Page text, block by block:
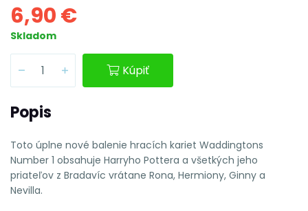
6,90 €
Skladom
Kúpiť
Popis
Toto úplne nové balenie hracích kariet Waddingtons
Number 1 obsahuje Harryho Pottera a všetkých jeho
priateľov z Bradavíc vrátane Rona, Hermiony, Ginny a
Nevilla.